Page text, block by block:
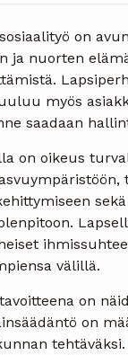
on
ja nuorten
myös
saadaan
on oikeus
välillä.
on
on